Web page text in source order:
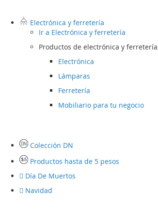
Electrónica y ferretería
Ir a Electrónica y ferretería
Productos de electrónica y ferretería
Electrónica
Lámparas
Ferretería
Mobiliario para tu negocio
Colección DN
Productos hasta de 5 pesos
Día De Muertos
Navidad